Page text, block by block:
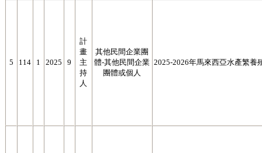
5 114 1 2025 9
計
畫
主
持
人
其他民間企業團
體-其他民間企業
團體或個人
2025-2026年馬來西亞水產繁養